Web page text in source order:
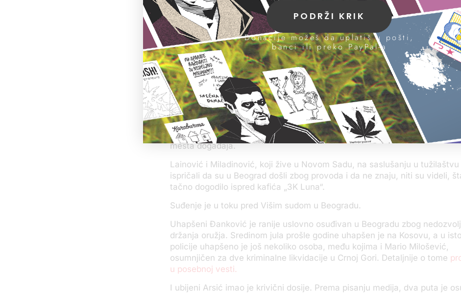
osumnjičenim da je pucao u Arsića, kasnije je raspisana poternica.
U optužnici koja je podignuta u junu prošle godine, tužilaštvo je opisalo
ubistvo izvršeno.
Ova trojica optuženih i jedna osoba čiji identitet policija nije utvrdila došli
„3K Luna“ oko dva sata iza ponoći i pozvali Arsića, koji je bio u kafiću, da
prijateljem izađe ispred.
Potom je došlo do svađe, nakon čega je Miladinović udario Arsićevog
glavu, kako ne bi mogao da mu pomogne, piše u optužnici. Lainović i
osoba zatim su stali iza Arsića, sprečavajući ga da pobegne, a Đanković
pištolja pucao u glavu, tvrdi tužilaštvo. Nakon ubistva, sva četvorica
mesta događaja.
Lainović i Miladinović, koji žive u Novom Sadu, na saslušanju u tužilaštvu
ispričali da su u Beograd došli zbog provoda i da ne znaju, niti su videli,
tačno dogodilo ispred kafića „3K Luna“.
Suđenje je u toku pred Višim sudom u Beogradu.
Uhapšeni Đanković je ranije uslovno osuđivan u Beogradu zbog
držanja oružja. Sredinom jula prošle godine uhapšen je na Kosovu, a u
policije uhapšeno je još nekoliko osoba, među kojima i Mario Milošević,
osumnjičen za dve kriminalne likvidacije u Crnoj Gori. Detaljnije o tome
u posebnoj vesti.
I ubijeni Arsić imao je krivični dosije. Prema pisanju medija, dva puta je
PODRŽI KRIK
Donacije možeš da uplatiš u pošti,
banci ili preko PayPal-a